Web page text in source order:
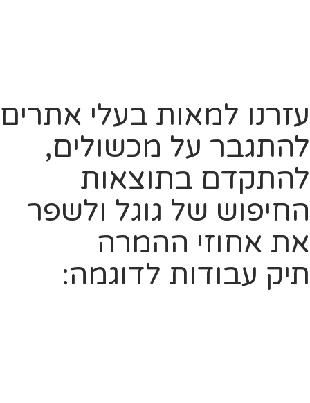
עזרנו למאות בעלי אתרים
להתגבר על מכשולים,
להתקדם בתוצאות
החיפוש של גוגל ולשפר
את אחוזי ההמרה
תיק עבודות לדוגמה: